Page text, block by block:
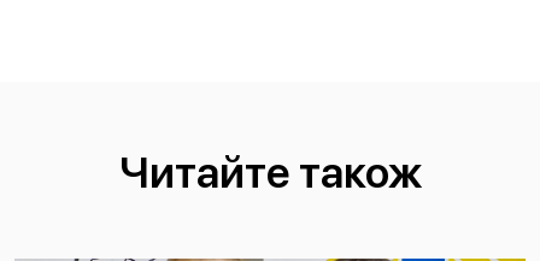
Читайте також